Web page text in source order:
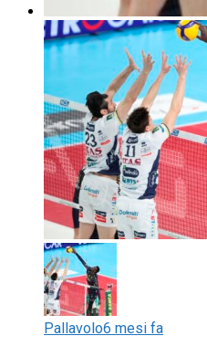
Pallavolo6 mesi fa